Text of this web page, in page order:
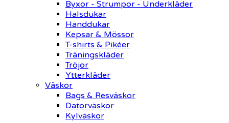
Byxor - Strumpor - Underkläder
Halsdukar
Handdukar
Kepsar & Mössor
T-shirts & Pikéer
Träningskläder
Tröjor
Ytterkläder
Väskor
Bags & Resväskor
Datorväskor
Kylväskor